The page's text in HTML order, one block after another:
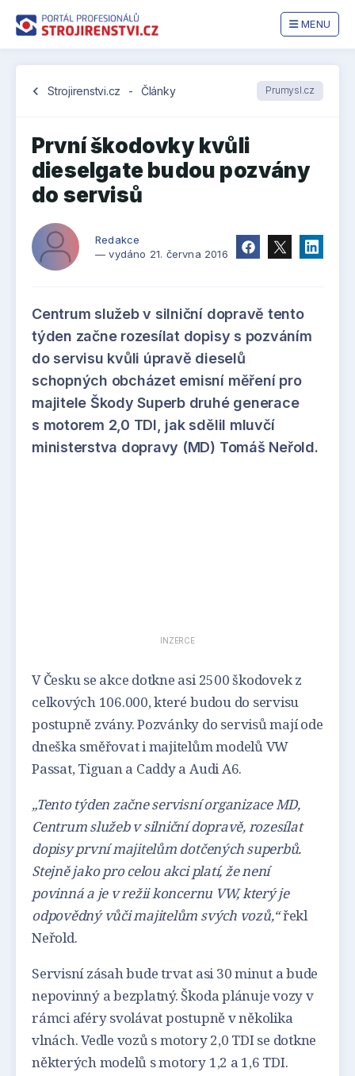
MENU
chevron_left Strojirenstvi.cz - Články Prumysl.cz
První škodovky kvůli
dieselgate budou pozvány
do servisů
Redakce
— vydáno 21. června 2016
Centrum služeb v silniční dopravě tento
týden začne rozesílat dopisy s pozváním
do servisu kvůli úpravě dieselů
schopných obcházet emisní měření pro
majitele Škody Superb druhé generace
s motorem 2,0 TDI, jak sdělil mluvčí
ministerstva dopravy (MD) Tomáš Neřold.
INZERCE
V Česku se akce dotkne asi 2500 škodovek z
celkových 106.000, které budou do servisu
postupně zvány. Pozvánky do servisů mají ode
dneška směřovat i majitelům modelů VW
Passat, Tiguan a Caddy a Audi A6.
„Tento týden začne servisní organizace MD,
Centrum služeb v silniční dopravě, rozesílat
dopisy první majitelům dotčených superbů.
Stejně jako pro celou akci platí, že není
povinná a je v režii koncernu VW, který je
odpovědný vůči majitelům svých vozů,“řekl
Neřold.
Servisní zásah bude trvat asi 30 minut a bude
nepovinný a bezplatný. Škoda plánuje vozy v
rámci aféry svolávat postupně v několika
vlnách. Vedle vozů s motory 2,0 TDI se dotkne
některých modelů s motory 1,2 a 1,6 TDI.